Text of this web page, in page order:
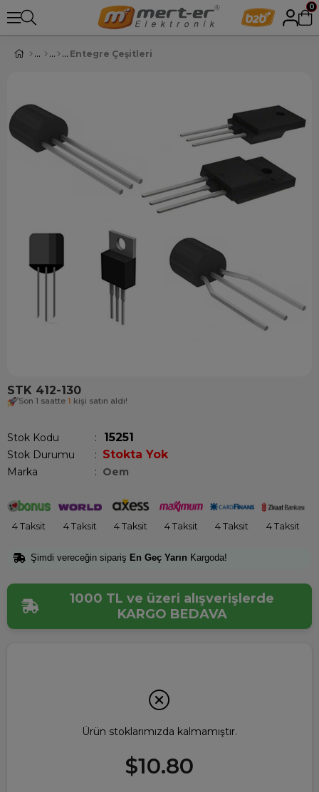
0
Entegre Çeşitleri
STK 412-130
Son 1 saatte 1 kişi satın aldı!
Stok Kodu 15251
Stok Durumu : Stokta Yok
Marka : Oem
4 Taksit 4 Taksit 4 Taksit 4 Taksit 4 Taksit 4 Taksit
Şimdi vereceğin sipariş En Geç Yarın Kargoda!
1000 TL ve üzeri alışverişlerde
KARGO BEDAVA
Ürün stoklarımızda kalmamıştır.
$10.80